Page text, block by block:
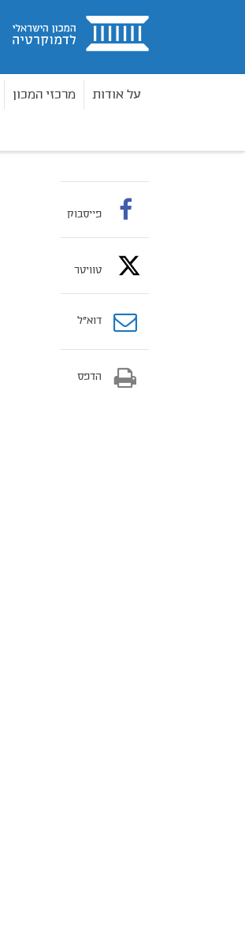
בית
על אודות מרכזי המכון
פייסבוק
טוויטר
דוא”ל
הדפס